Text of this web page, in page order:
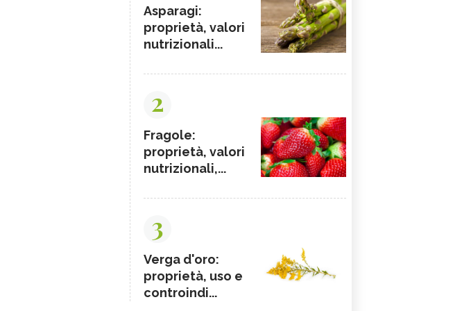
Asparagi:
proprietà, valori
nutrizionali...
2
Fragole:
proprietà, valori
nutrizionali,...
3
Verga d'oro:
proprietà, uso e
controindi...